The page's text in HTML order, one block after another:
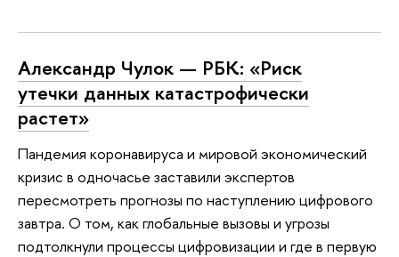
Александр Чулок — РБК: «Риск
утечки данных катастрофически
растет»
Пандемия коронавируса и мировой экономический
кризис в одночасье заставили экспертов
пересмотреть прогнозы по наступлению цифрового
завтра. О том, как глобальные вызовы и угрозы
подтолкнули процессы цифровизации и где в первую